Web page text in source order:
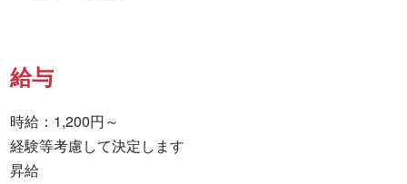
給与
時給：1,200円～
経験等考慮して決定します
昇給